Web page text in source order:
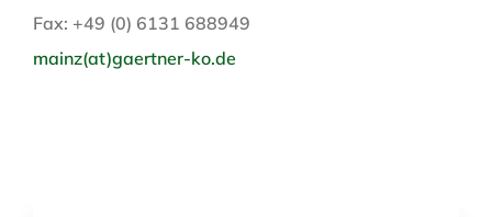
Fax: +49 (0) 6131 688949
mainz(at)gaertner-ko.de